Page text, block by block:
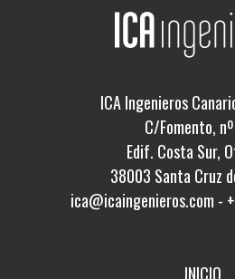
ICA Ingenieros
C/Fomento,
Edif. Costa Sur,
38003 Santa Cruz
ica@icaingenieros.com -
INICIO